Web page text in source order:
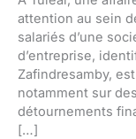
attention au sein
salariés d’une
d’entreprise,
Zafindresamby,
notamment sur
détournements
[…]